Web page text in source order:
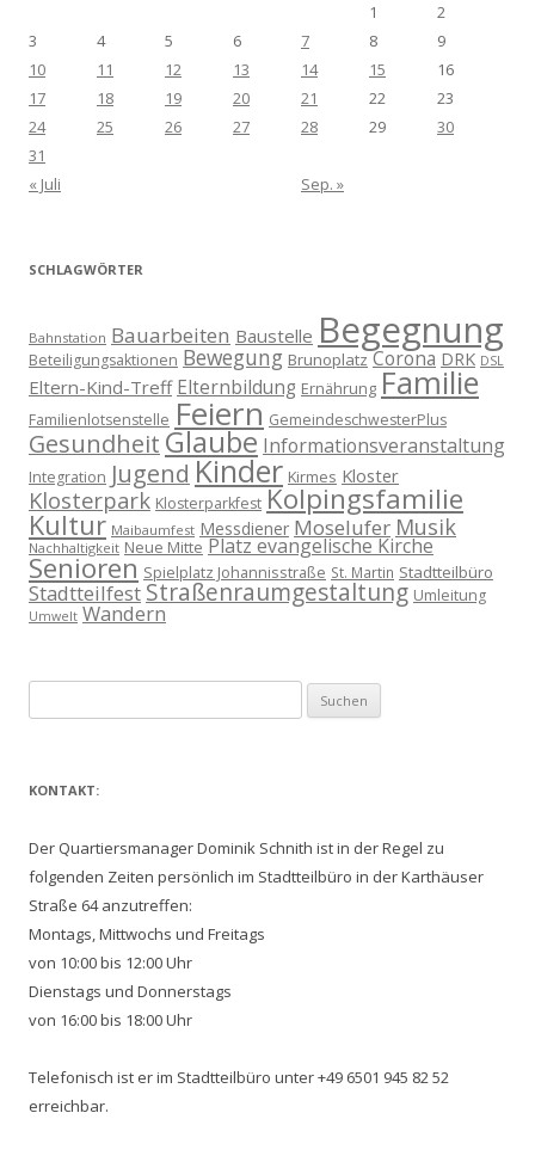
1
2
3
4 5 6 7 8
9
10
11 12 13 14 15
16
17
18 19 20 21 22
23
24
25 26 27 28 29
30
31
« Juli
Sep. »
SCHLAGWÖRTER
Bahnstation Bauarbeiten Baustelle Begegnung
Beteiligungsaktionen Bewegung Brunoplatz Corona DRK DSL
Eltern-Kind-Treff Elternbildung Ernährung Familie
Familienlotsenstelle Feiern GemeindeschwesterPlus
Gesundheit Glaube Informationsveranstaltung
Integration Jugend Kinder Kirmes Kloster
Klosterpark Klosterparkfest Kolpingsfamilie
Kultur Maibaumfest Messdiener Moselufer Musik
Nachhaltigkeit Neue Mitte Platz evangelische Kirche
Senioren Spielplatz Johannisstraße St. Martin Stadtteilbüro
Stadtteilfest Straßenraumgestaltung Umleitung
Umwelt Wandern
nach:
KONTAKT:
Der Quartiersmanager Dominik Schnith ist in der Regel zu
folgenden Zeiten persönlich im Stadtteilbüro in der Karthäuser
Straße 64 anzutreffen:
Montags, Mittwochs und Freitags
von 10:00 bis 12:00 Uhr
Dienstags und Donnerstags
von 16:00 bis 18:00 Uhr
Telefonisch ist er im Stadtteilbüro unter +49 6501 945 82 52
erreichbar.